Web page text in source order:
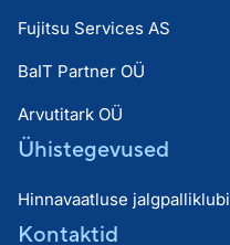
Fujitsu Services AS
BaIT Partner OÜ
Arvutitark OÜ
Ühistegevused
Hinnavaatluse jalgpalliklubi
Kontaktid